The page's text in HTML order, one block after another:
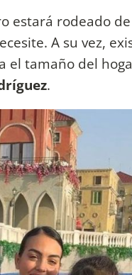
estará rodeado
A su vez,
tamaño del
.